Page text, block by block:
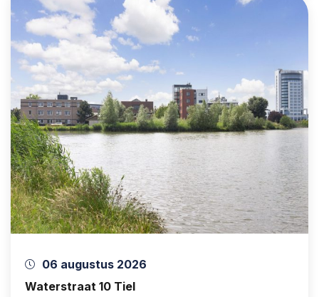
06 augustus 2026
Waterstraat 10 Tiel